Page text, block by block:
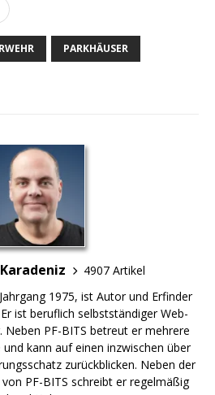
PARKHÄUSER
4907 Artikel
1975, ist Autor und Erfinder
ist beruflich selbstständiger Web-
Neben PF-BITS betreut er mehrere
kann auf einen inzwischen über
zurückblicken. Neben der
PF-BITS schreibt er regelmäßig